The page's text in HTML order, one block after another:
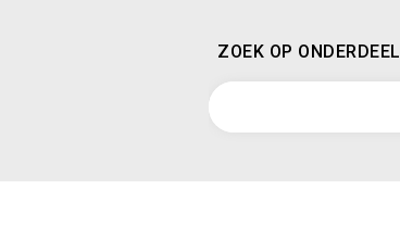
ZOEK OP ONDERDEEL